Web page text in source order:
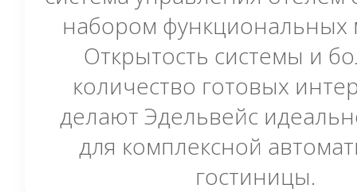
набором функциональных
Открытость системы и
количество готовых
делают Эдельвейс
для комплексной
гостиницы.